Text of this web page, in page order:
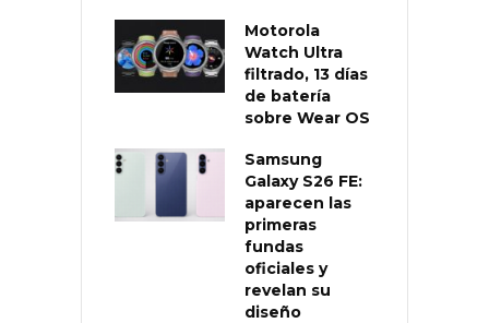
Motorola
Watch Ultra
filtrado, 13 días
de batería
sobre Wear OS
Samsung
Galaxy S26 FE:
aparecen las
primeras
fundas
oficiales y
revelan su
diseño